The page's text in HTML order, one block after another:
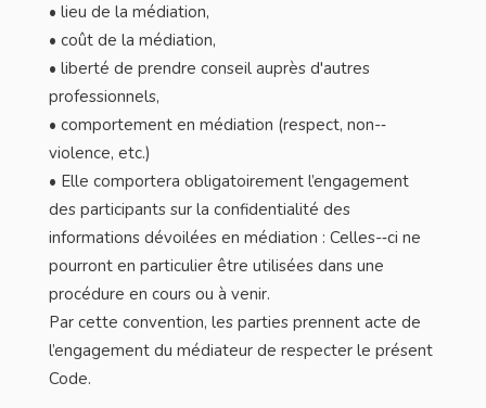
• lieu de la médiation,
• coût de la médiation,
• liberté de prendre conseil auprès d'autres
professionnels,
• comportement en médiation (respect, non-­‐
violence, etc.)
• Elle comportera obligatoirement l’engagement
des participants sur la confidentialité des
informations dévoilées en médiation : Celles-­‐ci ne
pourront en particulier être utilisées dans une
procédure en cours ou à venir.
Par cette convention, les parties prennent acte de
l’engagement du médiateur de respecter le présent
Code.